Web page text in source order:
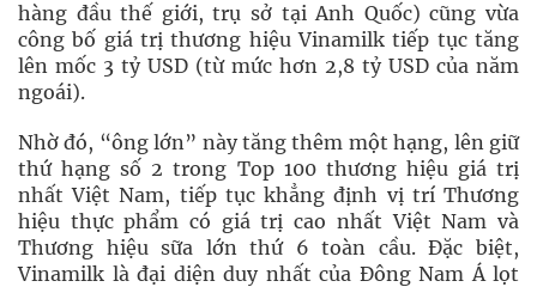
hàng đầu thế giới, trụ sở tại Anh Quốc) cũng vừa
công bố giá trị thương hiệu Vinamilk tiếp tục tăng
lên mốc 3 tỷ USD (từ mức hơn 2,8 tỷ USD của năm
ngoái).
Nhờ đó, “ông lớn” này tăng thêm một hạng, lên giữ
thứ hạng số 2 trong Top 100 thương hiệu giá trị
nhất Việt Nam, tiếp tục khẳng định vị trí Thương
hiệu thực phẩm có giá trị cao nhất Việt Nam và
Thương hiệu sữa lớn thứ 6 toàn cầu. Đặc biệt,
Vinamilk là đại diện duy nhất của Đông Nam Á lọt